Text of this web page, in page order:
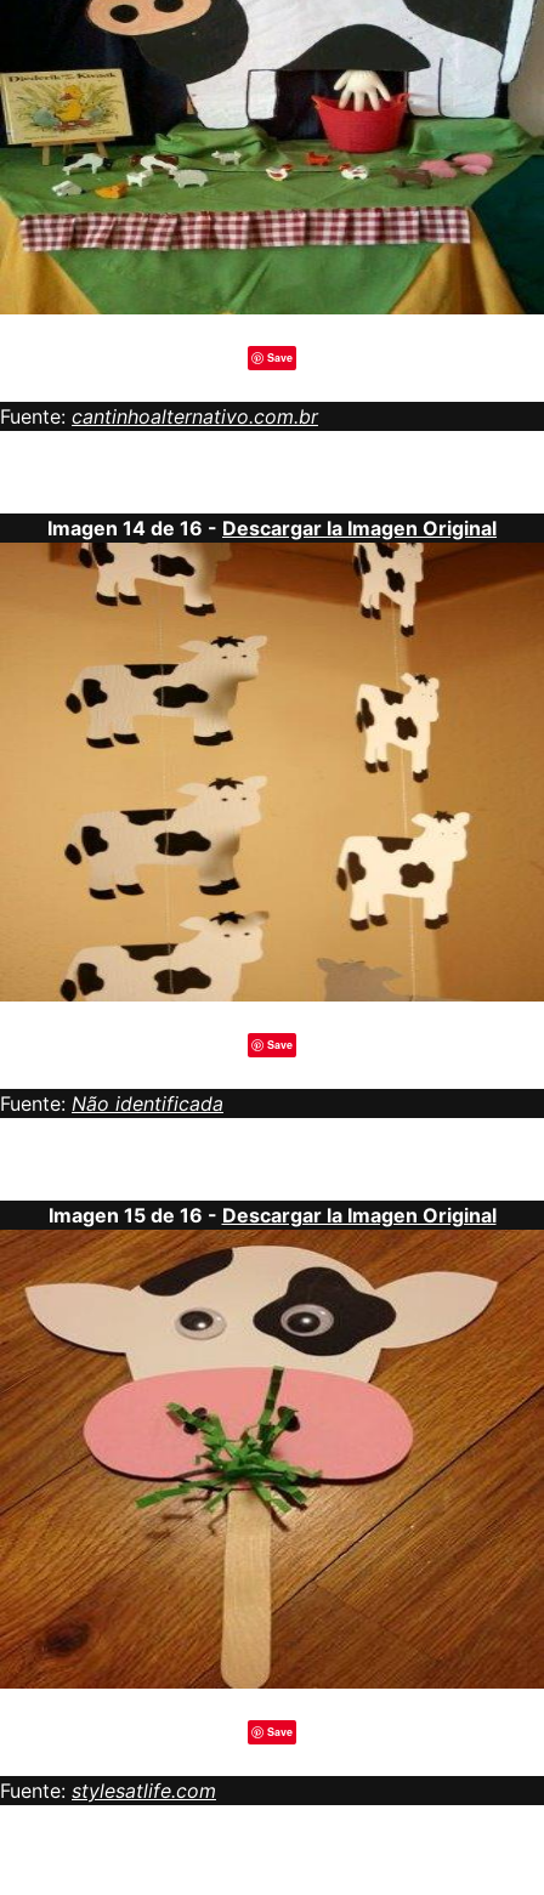
Save
Fuente: cantinhoalternativo.com.br
Imagen 14 de 16 - Descargar la Imagen Original
Save
Fuente: Não identificada
Imagen 15 de 16 - Descargar la Imagen Original
Save
Fuente: stylesatlife.com